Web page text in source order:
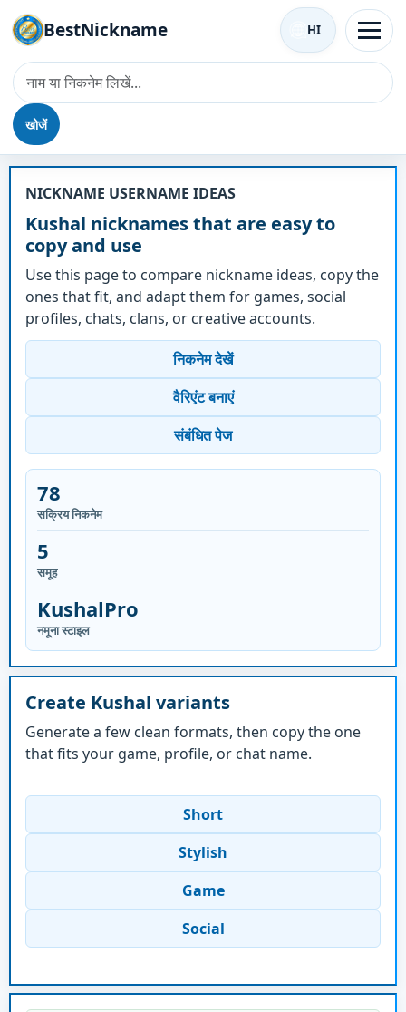
BestNickname
खोजें
HI
उपनाम - Kushal
NICKNAME USERNAME IDEAS
Kushal nicknames that are easy to
copy and use
Use this page to compare nickname ideas, copy the
ones that fit, and adapt them for games, social
profiles, chats, clans, or creative accounts.
निकनेम देखें
वैरिएंट बनाएं
संबंधित पेज
78
सक्रिय निकनेम
5
समूह
KushalPro
नमूना स्टाइल
Create Kushal variants
Generate a few clean formats, then copy the one
that fits your game, profile, or chat name.
Short
Stylish
Game
Social